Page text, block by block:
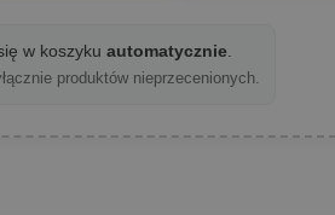
w koszyku automatycznie.
produktów nieprzecenionych.